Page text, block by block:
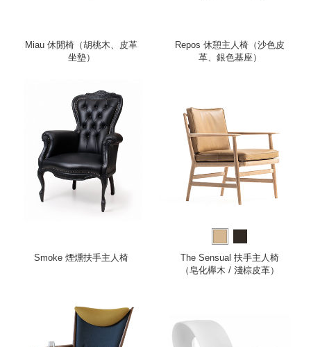
Miau 休閒椅（胡桃木、皮革
坐墊）
Repos 休憩主人椅（沙色皮
革、銀色基座）
Smoke 煙燻扶手主人椅
The Sensual 扶手主人椅
（皂化櫸木 / 淺棕皮革）